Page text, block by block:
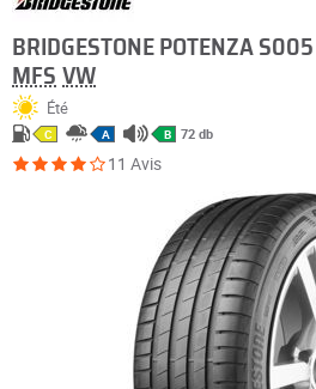
BRIDGESTONE POTENZA
MFS VW
Été
C A B 72 db
11 Avis